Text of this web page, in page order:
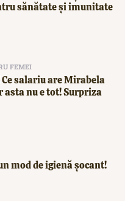
sănătate și imunitate
FEMEI
salariu are Mirabela
asta nu e tot! Surpriza
mod de igienă șocant!